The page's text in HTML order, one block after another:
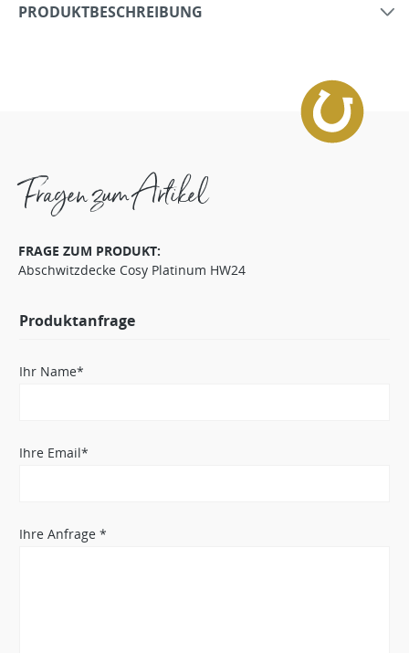
PRODUKTBESCHREIBUNG
Fragen zum Artikel
FRAGE ZUM PRODUKT:
Abschwitzdecke Cosy Platinum HW24
Produktanfrage
Ihr Name*
Ihre Email*
Ihre Anfrage *